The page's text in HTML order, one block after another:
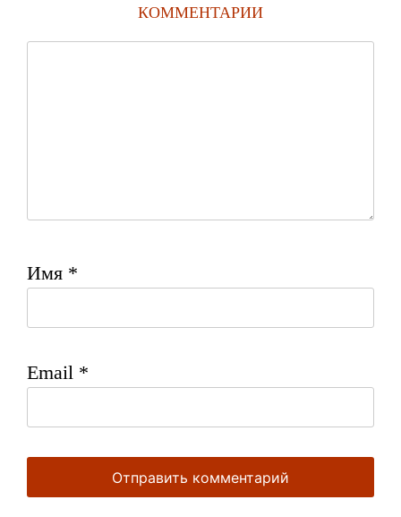
КОММЕНТАРИИ
Имя *
Email *